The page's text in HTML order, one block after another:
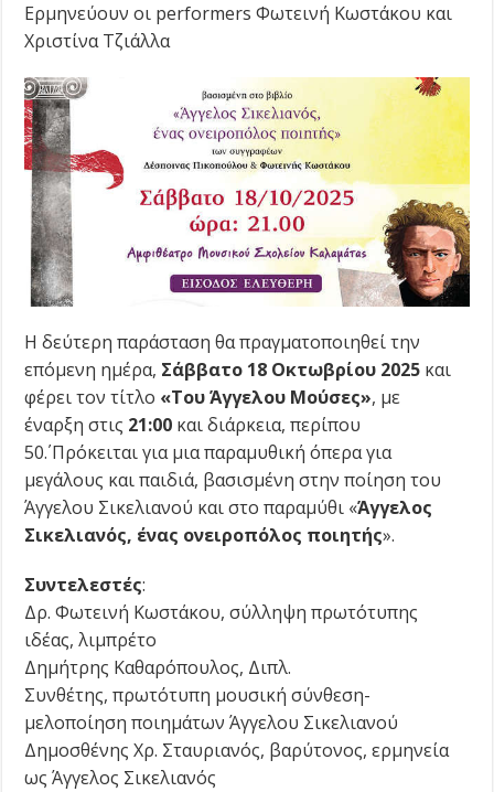
Ερμηνεύουν οι performers Φωτεινή Κωστάκου και
Χριστίνα Τζιάλλα
Η δεύτερη παράσταση θα πραγματοποιηθεί την
επόμενη ημέρα, Σάββατο 18 Οκτωβρίου 2025 και
φέρει τον τίτλο «Του Άγγελου Μούσες», με
έναρξη στις 21:00 και διάρκεια, περίπου
50΄. Πρόκειται για μια παραμυθική όπερα για
μεγάλους και παιδιά, βασισμένη στην ποίηση του
Άγγελου Σικελιανού και στο παραμύθι «Άγγελος
Σικελιανός, ένας ονειροπόλος ποιητής».
Συντελεστές:
Δρ. Φωτεινή Κωστάκου, σύλληψη πρωτότυπης
ιδέας, λιμπρέτο
Δημήτρης Καθαρόπουλος, Διπλ.
Συνθέτης, πρωτότυπη μουσική σύνθεση-
μελοποίηση ποιημάτων Άγγελου Σικελιανού
Δημοσθένης Χρ. Σταυριανός, βαρύτονος, ερμηνεία
ως Άγγελος Σικελιανός